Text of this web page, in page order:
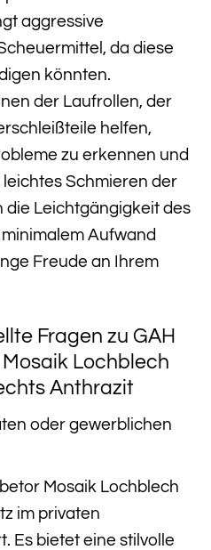
aggressive
da diese
könnten.
der Laufrollen, der
helfen,
zu erkennen und
leichtes Schmieren der
die Leichtgängigkeit des
Aufwand
Freude an Ihrem
Fragen zu GAH
Lochblech
Anthrazit
oder gewerblichen
Mosaik Lochblech
im privaten
Es bietet eine stilvolle